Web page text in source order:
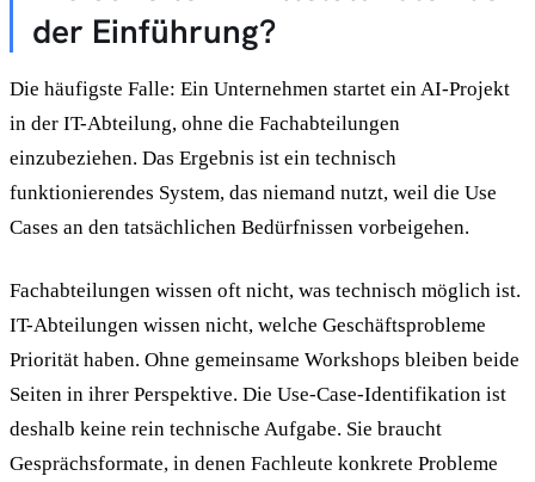
der Einführung?
Die häufigste Falle: Ein Unternehmen startet ein AI-Projekt
in der IT-Abteilung, ohne die Fachabteilungen
einzubeziehen. Das Ergebnis ist ein technisch
funktionierendes System, das niemand nutzt, weil die Use
Cases an den tatsächlichen Bedürfnissen vorbeigehen.
Fachabteilungen wissen oft nicht, was technisch möglich ist.
IT-Abteilungen wissen nicht, welche Geschäftsprobleme
Priorität haben. Ohne gemeinsame Workshops bleiben beide
Seiten in ihrer Perspektive. Die Use-Case-Identifikation ist
deshalb keine rein technische Aufgabe. Sie braucht
Gesprächsformate, in denen Fachleute konkrete Probleme